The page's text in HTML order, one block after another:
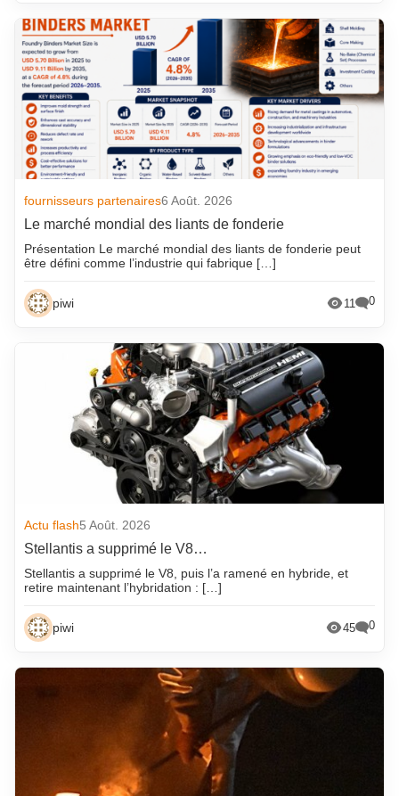
fournisseurs partenaires6 Août. 2026
Le marché mondial des liants de fonderie
Présentation Le marché mondial des liants de fonderie peut
être défini comme l’industrie qui fabrique […]
piwi 11 0
Actu flash5 Août. 2026
Stellantis a supprimé le V8…
Stellantis a supprimé le V8, puis l’a ramené en hybride, et
retire maintenant l’hybridation : […]
piwi 45 0